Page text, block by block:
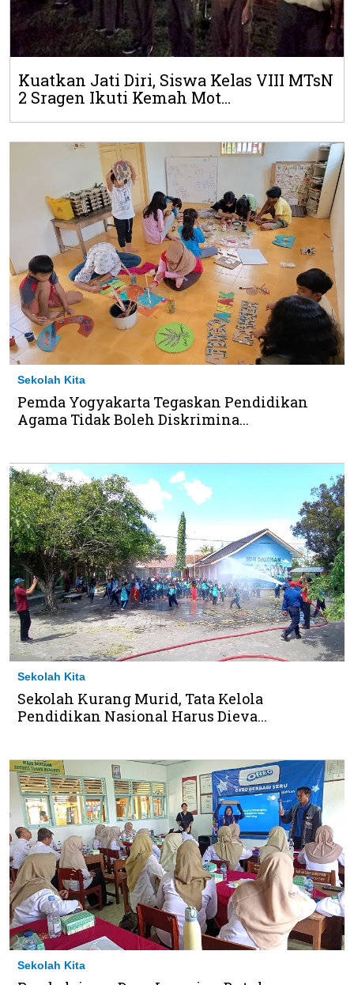
Kuatkan Jati Diri, Siswa Kelas VIII MTsN
2 Sragen Ikuti Kemah Mot...
Sekolah Kita
Pemda Yogyakarta Tegaskan Pendidikan
Agama Tidak Boleh Diskrimina...
Sekolah Kita
Sekolah Kurang Murid, Tata Kelola
Pendidikan Nasional Harus Dieva...
Sekolah Kita